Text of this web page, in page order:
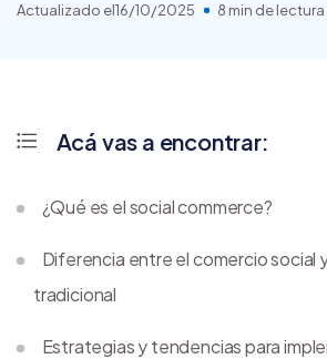
Actualizado el16/10/2025 8 min de lectura
Acá vas a encontrar:
¿Qué es el social commerce?
Diferencia entre el comercio social
tradicional
Estrategias y tendencias para